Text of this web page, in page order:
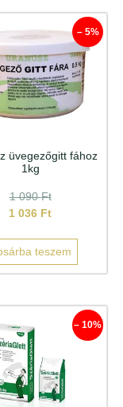
– 5%
üvegezőgitt fához
1kg
1 090Ft
1 036 Ft
teszem
– 10%